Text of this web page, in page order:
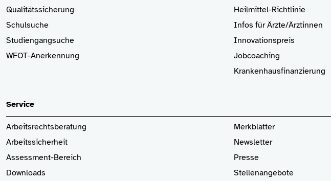
Qualitätssicherung
Schulsuche
Studiengangsuche
WFOT-Anerkennung
Heilmittel-Richtlinie
Infos für Ärzte/Ärztinnen
Innovationspreis
Jobcoaching
Krankenhaus­finanzierung
Service
Arbeitsrechtsberatung
Arbeitssicherheit
Assessment-Bereich
Downloads
Merkblätter
Newsletter
Presse
Stellenangebote